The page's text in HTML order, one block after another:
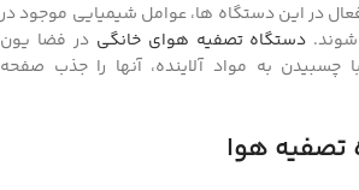
در این دستگاه ها، عوامل شیمیایی موجود در
دستگاه تصفیه هوای خانگی در فضا یون
چسبیدن به مواد آلاینده، آنها را جذب صفحه
تصفیه هوا